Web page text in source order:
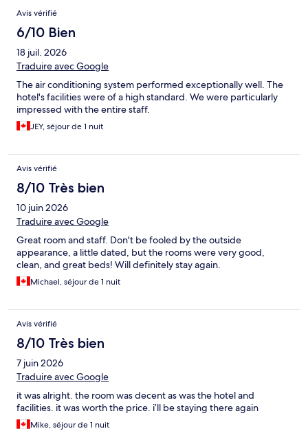
Avis vérifié
6/10 Bien
18 juil. 2026
Traduire avec Google
The air conditioning system performed exceptionally well. The
hotel's facilities were of a high standard. We were particularly
impressed with the entire staff.
JEY, séjour de 1 nuit
Avis vérifié
8/10 Très bien
10 juin 2026
Traduire avec Google
Great room and staff. Don't be fooled by the outside
appearance, a little dated, but the rooms were very good,
clean, and great beds! Will definitely stay again.
Michael, séjour de 1 nuit
Avis vérifié
8/10 Très bien
7 juin 2026
Traduire avec Google
it was alright. the room was decent as was the hotel and
facilities. it was worth the price. i’ll be staying there again
Mike, séjour de 1 nuit